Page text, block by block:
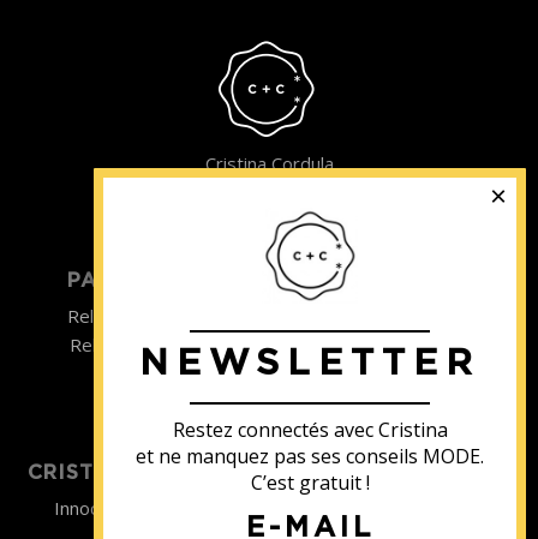
Cristina Cordula
PARTICULIER
Relooking homme
Relooking femme
ENTREPRISE
ENTREPRISE
Formations
CRISTINA SOUTIENT
Innocence en Danger
Contact
NEWSLETTER
Restez connectés avec Cristina
et ne manquez pas ses conseils MODE.
C’est gratuit !
E-MAIL